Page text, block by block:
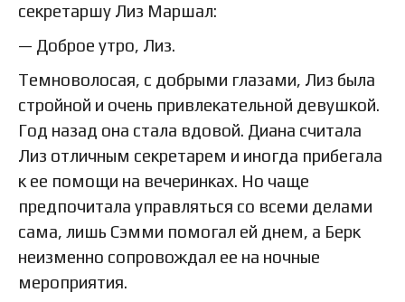
секретаршу Лиз Маршал:
— Доброе утро, Лиз.
Темноволосая, с добрыми глазами, Лиз была
стройной и очень привлекательной девушкой.
Год назад она стала вдовой. Диана считала
Лиз отличным секретарем и иногда прибегала
к ее помощи на вечеринках. Но чаще
предпочитала управляться со всеми делами
сама, лишь Сэмми помогал ей днем, а Берк
неизменно сопровождал ее на ночные
мероприятия.